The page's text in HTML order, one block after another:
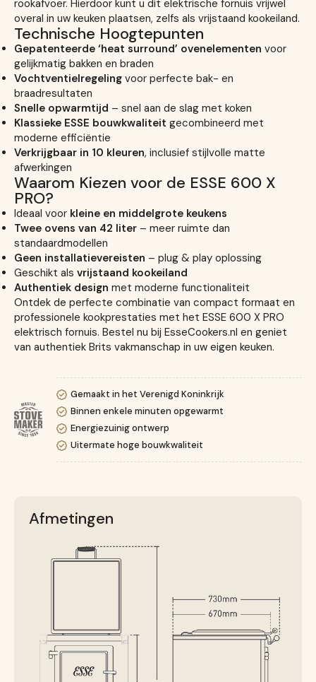
rookafvoer. Hierdoor kunt u dit elektrische fornuis vrijwel
overal in uw keuken plaatsen, zelfs als vrijstaand kookeiland.
Technische Hoogtepunten
Gepatenteerde ‘heat surround’ ovenelementen voor
gelijkmatig bakken en braden
Vochtventielregeling voor perfecte bak- en
braadresultaten
Snelle opwarmtijd – snel aan de slag met koken
Klassieke ESSE bouwkwaliteit gecombineerd met
moderne efficiëntie
Verkrijgbaar in 10 kleuren, inclusief stijlvolle matte
afwerkingen
Waarom Kiezen voor de ESSE 600 X
PRO?
Ideaal voor kleine en middelgrote keukens
Twee ovens van 42 liter – meer ruimte dan
standaardmodellen
Geen installatievereisten – plug & play oplossing
Geschikt als vrijstaand kookeiland
Authentiek design met moderne functionaliteit
Ontdek de perfecte combinatie van compact formaat en
professionele kookprestaties met het ESSE 600 X PRO
elektrisch fornuis. Bestel nu bij EsseCookers.nl en geniet
van authentiek Brits vakmanschap in uw eigen keuken.
Gemaakt in het Verenigd Koninkrijk
Binnen enkele minuten opgewarmt
Energiezuinig ontwerp
Uitermate hoge bouwkwaliteit
Afmetingen